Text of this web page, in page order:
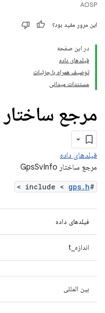
AOSP
این مرور مفید بود؟
در این صفحه
فیلدهای داده
توصیف همراه با جزئیات
مستندات میدانی
مرجع ساختار Gps
فیلدهای داده
مرجع ساختار GpsSvInfo
#include <
gps.h
>
فیلدهای داده
اندازه_t
بین المللی